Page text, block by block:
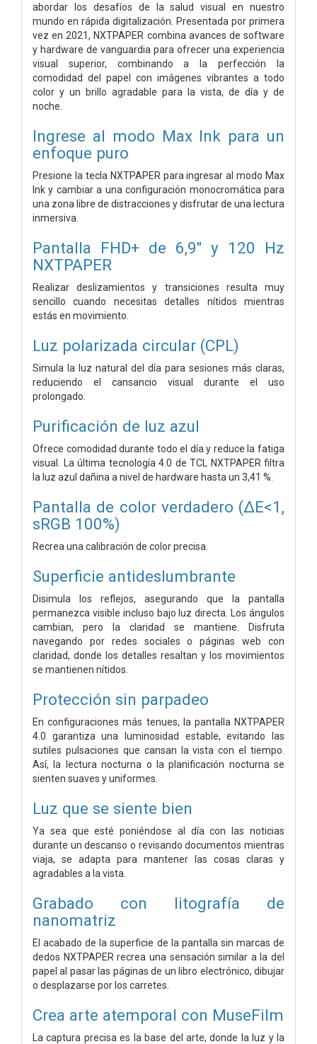
abordar los desafíos de la salud visual en nuestro
mundo en rápida digitalización. Presentada por primera
vez en 2021, NXTPAPER combina avances de software
y hardware de vanguardia para ofrecer una experiencia
visual superior, combinando a la perfección la
comodidad del papel con imágenes vibrantes a todo
color y un brillo agradable para la vista, de día y de
noche.
Ingrese al modo Max Ink para un
enfoque puro
Presione la tecla NXTPAPER para ingresar al modo Max
Ink y cambiar a una configuración monocromática para
una zona libre de distracciones y disfrutar de una lectura
inmersiva.
Pantalla FHD+ de 6,9" y 120 Hz
NXTPAPER
Realizar deslizamientos y transiciones resulta muy
sencillo cuando necesitas detalles nítidos mientras
estás en movimiento.
Luz polarizada circular (CPL)
Simula la luz natural del día para sesiones más claras,
reduciendo el cansancio visual durante el uso
prolongado.
Purificación de luz azul
Ofrece comodidad durante todo el día y reduce la fatiga
visual. La última tecnología 4.0 de TCL NXTPAPER filtra
la luz azul dañina a nivel de hardware hasta un 3,41 %.
Pantalla de color verdadero (ΔE<1,
sRGB 100%)
Recrea una calibración de color precisa.
Superficie antideslumbrante
Disimula los reflejos, asegurando que la pantalla
permanezca visible incluso bajo luz directa. Los ángulos
cambian, pero la claridad se mantiene. Disfruta
navegando por redes sociales o páginas web con
claridad, donde los detalles resaltan y los movimientos
se mantienen nítidos.
Protección sin parpadeo
En configuraciones más tenues, la pantalla NXTPAPER
4.0 garantiza una luminosidad estable, evitando las
sutiles pulsaciones que cansan la vista con el tiempo.
Así, la lectura nocturna o la planificación nocturna se
sienten suaves y uniformes.
Luz que se siente bien
Ya sea que esté poniéndose al día con las noticias
durante un descanso o revisando documentos mientras
viaja, se adapta para mantener las cosas claras y
agradables a la vista.
Grabado con litografía de
nanomatriz
El acabado de la superficie de la pantalla sin marcas de
dedos NXTPAPER recrea una sensación similar a la del
papel al pasar las páginas de un libro electrónico, dibujar
o desplazarse por los carretes.
Crea arte atemporal con MuseFilm
La captura precisa es la base del arte, donde la luz y la